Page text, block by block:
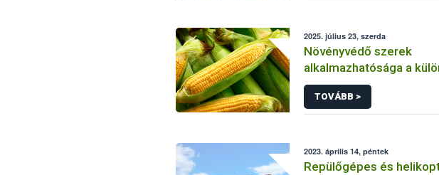
2025. július 23, szerda
Növényvédő szerek
alkalmazhatósága a
kukorica kultúrákban
TOVÁBB >
2023. április 14, péntek
Repülőgépes és